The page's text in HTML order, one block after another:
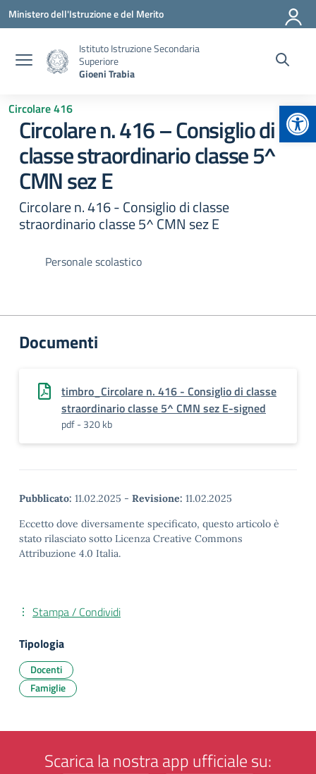
Vai ai contenuti
Vai al menu di navigazione
Vai al footer
Ministero dell'Istruzione e del Merito
Istituto Istruzione Secondaria
Superiore
Gioeni Trabia
Circolare 416
Circolare n. 416 – Consiglio di
classe straordinario classe 5^
CMN sez E
Circolare n. 416 - Consiglio di classe
straordinario classe 5^ CMN sez E
Personale scolastico
Documenti
timbro_Circolare n. 416 - Consiglio di classe
straordinario classe 5^ CMN sez E-signed
pdf - 320 kb
Pubblicato: 11.02.2025 - Revisione: 11.02.2025
Eccetto dove diversamente specificato, questo articolo è
stato rilasciato sotto Licenza Creative Commons
Attribuzione 4.0 Italia.
Stampa / Condividi
Tipologia
Docenti
Famiglie
Scarica la nostra app ufficiale su: